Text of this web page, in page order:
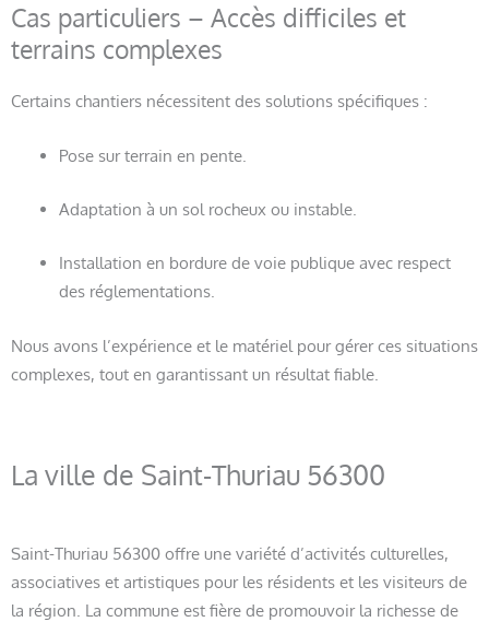
Cas particuliers – Accès difficiles et
terrains complexes
Certains chantiers nécessitent des solutions spécifiques :
Pose sur terrain en pente.
Adaptation à un sol rocheux ou instable.
Installation en bordure de voie publique avec respect
des réglementations.
Nous avons l’expérience et le matériel pour gérer ces situations
complexes, tout en garantissant un résultat fiable.
La ville de Saint-Thuriau 56300
Saint-Thuriau 56300 offre une variété d’activités culturelles,
associatives et artistiques pour les résidents et les visiteurs de
la région. La commune est fière de promouvoir la richesse de